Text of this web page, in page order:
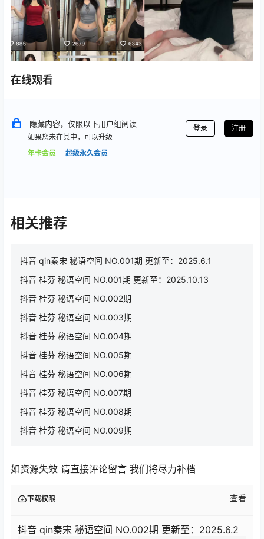
在线观看
隐藏内容，仅限以下用户组阅读
如果您未在其中，可以升级
年卡会员
超级永久会员
登录 注册
相关推荐
抖音 qin秦宋 秘语空间 NO.001期 更新至：2025.6.1
抖音 桂芬 秘语空间 NO.001期 更新至：2025.10.13
抖音 桂芬 秘语空间 NO.002期
抖音 桂芬 秘语空间 NO.003期
抖音 桂芬 秘语空间 NO.004期
抖音 桂芬 秘语空间 NO.005期
抖音 桂芬 秘语空间 NO.006期
抖音 桂芬 秘语空间 NO.007期
抖音 桂芬 秘语空间 NO.008期
抖音 桂芬 秘语空间 NO.009期
如资源失效 请直接评论留言 我们将尽力补档
下载权限 查看
抖音 qin秦宋 秘语空间 NO.002期 更新至：2025.6.2